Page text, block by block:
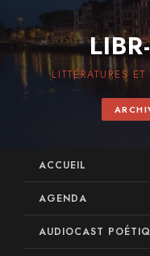
LITTÉRATURES
ACCUEIL
AGENDA
AUDIOCAST